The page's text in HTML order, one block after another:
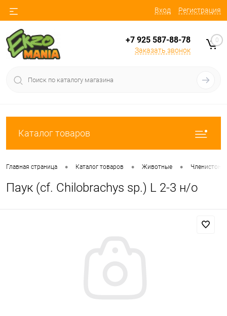
Вход Регистрация
+7 925 587-88-78
Заказать звонок
0
Каталог товаров
Главная страница • Каталог товаров • Животные •
Паук (cf. Chilobrachys sp.) L 2-3 н/о